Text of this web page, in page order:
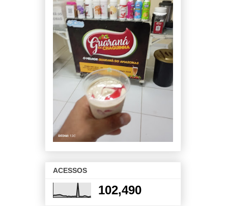
ACESSOS
102,490